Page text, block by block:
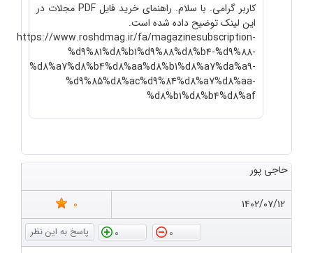
کاربر گرامی. با سلام. راهنمای خرید فایل PDF مجلات در
این لینک توضیح داده شده است.
https://www.roshdmag.ir/fa/magazinesubscription-
%d9%81%d8%b1%d9%88%d8%b4-%d9%88-
%d8%a7%d8%b4%d8%aa%d8%b1%d8%a7%da%a9-
%d9%85%d8%ac%d9%84%d8%a7%d8%aa-
%d8%b1%d8%b4%d8%af
حاجی پور
۱۴۰۲/۰۷/۱۲
0
0
0